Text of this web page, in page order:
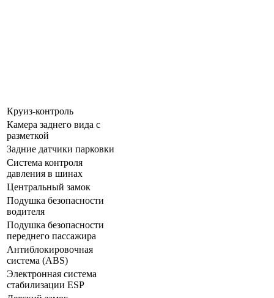
Круиз-контроль
Камера заднего вида с
разметкой
Задние датчики парковки
Система контроля
давления в шинах
Центральный замок
Подушка безопасности
водителя
Подушка безопасности
переднего пассажира
Антиблокировочная
система (ABS)
Электронная система
стабилизации ESP